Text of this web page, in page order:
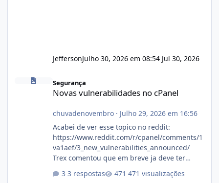
JeffersonJulho 30, 2026 em 08:54 Jul 30, 2026
Novas vulnerabilidades no cPanel
Segurança
Novas vulnerabilidades no cPanel
chuvadenovembro· Julho 29, 2026 em 16:56
Acabei de ver esse topico no reddit:
https://www.reddit.com/r/cpanel/comments/1
va1aef/3_new_vulnerabilities_announced/
Trex comentou que em breve ja deve ter
3 respostas 471 visualizações